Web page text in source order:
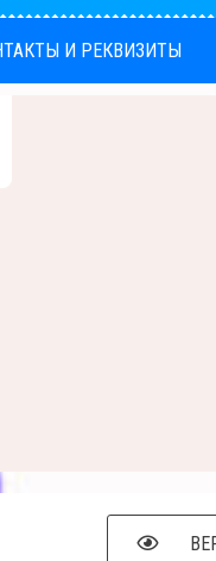
И РЕКВИЗИТЫ